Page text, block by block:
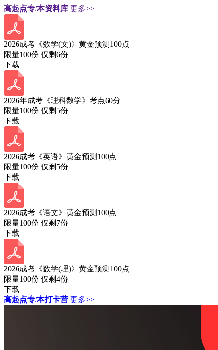
高起点专/本资料库 更多>>
2026成考《数学(文)》黄金预测100点
限量100份 仅剩6份
下载
2026年成考《理科数学》考点60分
限量100份 仅剩 5份
下载
2026成考《英语》黄金预测100点
限量100份 仅剩 5份
下载
2026成考《语文》黄金预测100点
限量100份 仅剩 7份
下载
2026成考《数学(理)》黄金预测100点
限量100份 仅剩4份
下载
高起点专/本打卡营 更多>>